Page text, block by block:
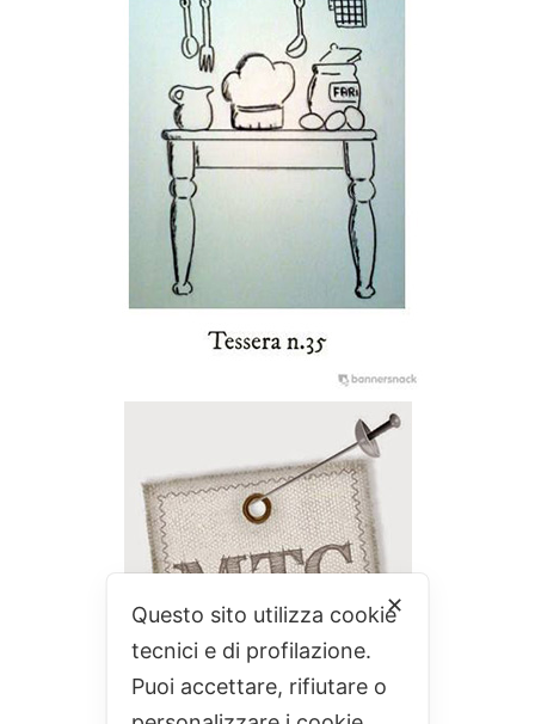
✕
Questo sito utilizza cookie
tecnici e di profilazione.
Puoi accettare, rifiutare o